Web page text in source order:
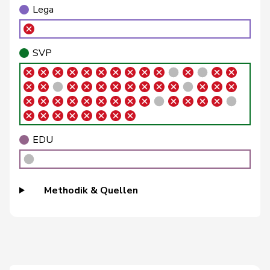
Rytz
Regula GRÜNE G
BE
Schlatter
Schneider
Meret GRÜNE G
Töngi
Michael GRÜNE G
Trede
Aline GRÜNE G
BE
Walder
Nicolas GRÜNE G
GE
Lega
SVP
EDU
Methodik & Quellen